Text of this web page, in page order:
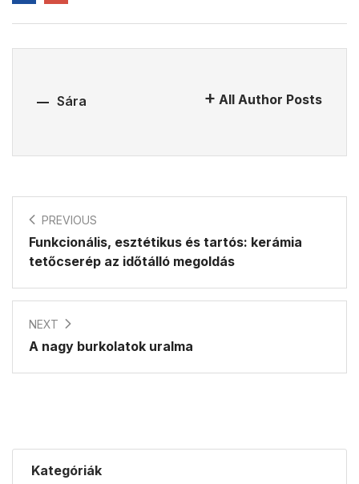
Kategóriák
Sára All Author Posts
PREVIOUS
Funkcionális, esztétikus és tartós: kerámia
tetőcserép az időtálló megoldás
NEXT
A nagy burkolatok uralma